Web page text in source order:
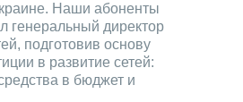
Наши абоненты
генеральный директор
подготовив основу
в развитие сетей:
в бюджет и